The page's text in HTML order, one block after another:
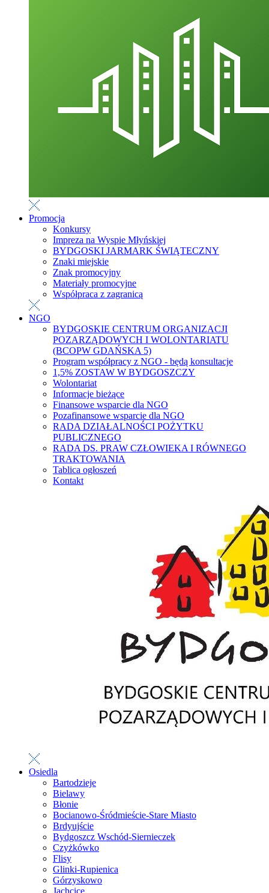
Promocja
Konkursy
Impreza na Wyspie Młyńskiej
BYDGOSKI JARMARK ŚWIĄTECZNY
Znaki miejskie
Znak promocyjny
Materiały promocyjne
Współpraca z zagranicą
NGO
BYDGOSKIE CENTRUM ORGANIZACJI
POZARZĄDOWYCH I WOLONTARIATU
(BCOPW GDAŃSKA 5)
Program współpracy z NGO - będą konsultacje
1,5% ZOSTAW W BYDGOSZCZY
Wolontariat
Informacje bieżące
Finansowe wsparcie dla NGO
Pozafinansowe wsparcie dla NGO
RADA DZIAŁALNOŚCI POŻYTKU
PUBLICZNEGO
RADA DS. PRAW CZŁOWIEKA I RÓWNEGO
TRAKTOWANIA
Tablica ogłoszeń
Kontakt
Osiedla
Bartodzieje
Bielawy
Błonie
Bocianowo-Śródmieście-Stare Miasto
Brdyujście
Bydgoszcz Wschód-Siernieczek
Czyżkówko
Flisy
Glinki-Rupienica
Górzyskowo
Jachcice